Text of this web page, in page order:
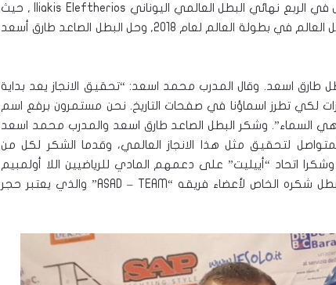
القاضية. وبعد فوز ساحق على بطل بولندا, صعد لينافس في الربع نهائي البطل العالمي اليوناني Iliakis Eleftherios , حيث
انتهت المباراة لصالح البطل اليوناني, وهو الذي لقب ببطل العالم في بطولة العالم لعام 2018, وحل البطل الصاعد طارق أسعد
طارق اسعد. وقال المدرب محمد اسعد: “تحقيق الانجاز يعد بداية
لكي تطرز اسماؤنا في صفحات التاريخ. نحن مستمرون برفع اسم
السماء”. وشكر البطل الصاعد طارق اسعد والمدرب محمد اسعد
لتحقيق مثل هذا الانجاز العالمي، وقدما الشكر لكل من
اتحاد “أييليت” على دعمهم المادي للرياضيين اللا أولمبيم
ليصل البطل طارق الى البطولات العالمية، وكما قدم البطل شكره الخاص لأعضاء فريقه “ASAD – TEAM” والذي يعتبر حجر